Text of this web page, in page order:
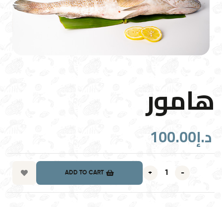
هامور
د.إ100.00
-
+
ADD TO CART